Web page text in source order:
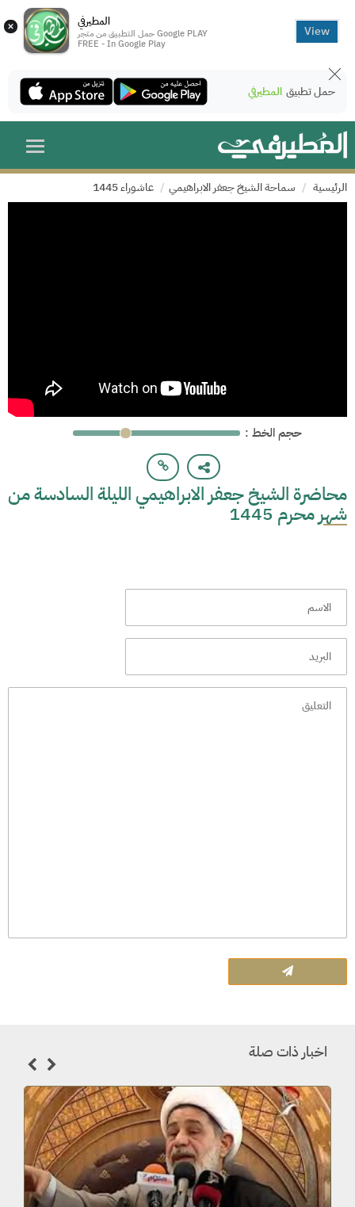
× المطيرفي
حمل التطبيق من متجر Google PLAY
FREE - In Google Play
View
حمل تطبيق المطيرفي
الرئيسية سماحة الشيخ جعفر الابراهيمي عاشوراء 1445
: حجم الخط
محاضرة الشيخ جعفر الابراهيمي الليلة السادسة من
شهر محرم 1445
اخبار ذات صلة